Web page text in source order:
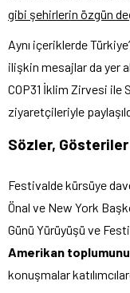
gibi şehirlerin özgün
Aynı içeriklerde
ilişkin mesajlar da yer
COP31 İklim Zirvesi ile
ziyaretçileriyle
Sözler, Gösteriler
Festivalde kürsüye
Önal ve New York
Günü Yürüyüşü ve
Amerikan
konuşmalar